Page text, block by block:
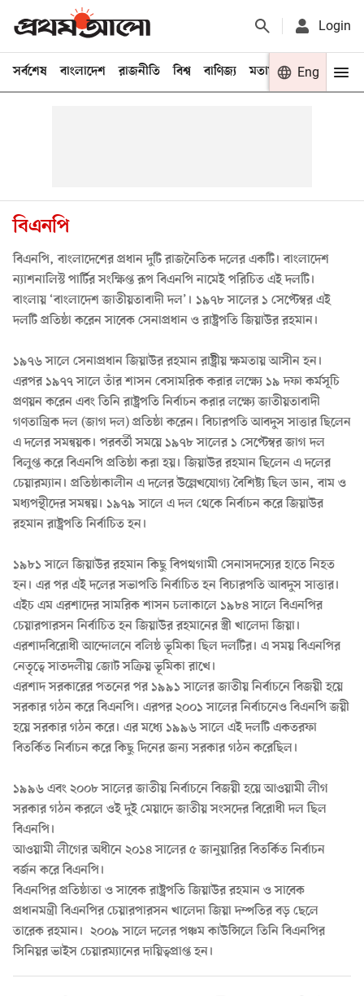
Login
সর্বশেষ বাংলাদেশ রাজনীতি বিশ্ব বাণিজ্য মতামত খেলা
Eng
বিএনপি
বিএনপি, বাংলাদেশের প্রধান দুটি রাজনৈতিক দলের একটি। বাংলাদেশ
ন্যাশনালিস্ট পার্টির সংক্ষিপ্ত রূপ বিএনপি নামেই পরিচিত এই দলটি।
বাংলায় ‘বাংলাদেশ জাতীয়তাবাদী দল’। ১৯৭৮ সালের ১ সেপ্টেম্বর এই
দলটি প্রতিষ্ঠা করেন সাবেক সেনাপ্রধান ও রাষ্ট্রপতি জিয়াউর রহমান।
১৯৭৬ সালে সেনাপ্রধান জিয়াউর রহমানরাষ্ট্রীয় ক্ষমতায় আসীন হন।
এরপর ১৯৭৭ সালে তাঁর শাসন বেসামরিক করার লক্ষ্যে ১৯ দফা কর্মসূচি
প্রণয়ন করেন এবং তিনি রাষ্ট্রপতি নির্বাচন করার লক্ষ্যে জাতীয়তাবাদী
গণতান্ত্রিক দল (জাগ দল) প্রতিষ্ঠা করেন। বিচারপতি আবদুস সাত্তার ছিলেন
এ দলের সমন্বয়ক। পরবর্তী সময়ে ১৯৭৮ সালের ১ সেপ্টেম্বর জাগ দল
বিলুপ্ত করে বিএনপি প্রতিষ্ঠা করা হয়। জিয়াউর রহমান ছিলেন এ দলের
চেয়ারম্যান। প্রতিষ্ঠাকালীন এ দলের উল্লেখযোগ্য বৈশিষ্ট্য ছিল ডান, বাম ও
মধ্যপন্থীদের সমন্বয়। ১৯৭৯ সালে এ দল থেকে নির্বাচন করে জিয়াউর
রহমান রাষ্ট্রপতি নির্বাচিত হন।
১৯৮১ সালে জিয়াউর রহমান কিছু বিপথগামী সেনাসদস্যের হাতে নিহত
হন। এর পর এই দলের সভাপতি নির্বাচিত হন বিচারপতি আবদুস সাত্তার।
এইচ এম এরশাদের সামরিক শাসন চলাকালে ১৯৮৪ সালে বিএনপির
চেয়ারপারসন নির্বাচিত হনজিয়াউর রহমানের স্ত্রী খালেদা জিয়া।
এরশাদবিরোধী আন্দোলনে বলিষ্ঠ ভূমিকা ছিল দলটির। এ সময় বিএনপির
নেতৃত্বে সাতদলীয় জোট সক্রিয় ভূমিকা রাখে।
এরশাদ সরকারের পতনের পর ১৯৯১ সালের জাতীয় নির্বাচনে বিজয়ী হয়ে
সরকার গঠন করে বিএনপি। এরপর ২০০১ সালের নির্বাচনেও বিএনপি জয়ী
হয়ে সরকার গঠন করে। এর মধ্যে ১৯৯৬ সালে এই দলটি একতরফা
বিতর্কিত নির্বাচন করে কিছু দিনের জন্য সরকার গঠন করেছিল।
১৯৯৬ এবং ২০০৮ সালের জাতীয় নির্বাচনে বিজয়ী হয়ে আওয়ামী লীগ
সরকার গঠন করলে ওই দুই মেয়াদে জাতীয় সংসদের বিরোধী দল ছিল
বিএনপি।
আওয়ামী লীগের অধীনে ২০১৪ সালের ৫ জানুয়ারির বিতর্কিত নির্বাচন
বর্জন করে বিএনপি।
বিএনপির প্রতিষ্ঠাতা ও সাবেক রাষ্ট্রপতি জিয়াউর রহমান ও সাবেক
প্রধানমন্ত্রী বিএনপির চেয়ারপারসন খালেদা জিয়া দম্পতির বড় ছেলে
তারেক রহমান। ২০০৯ সালে দলের পঞ্চম কাউন্সিলে তিনি বিএনপির
সিনিয়র ভাইস চেয়ারম্যানের দায়িত্বপ্রাপ্ত হন।